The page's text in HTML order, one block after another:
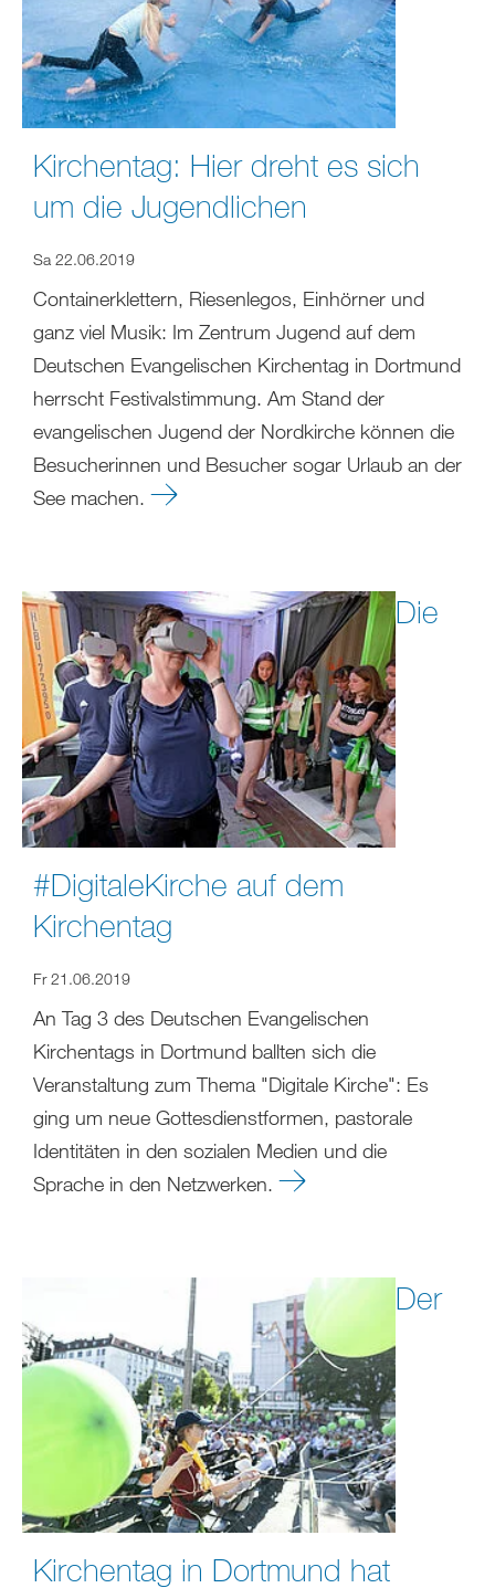
Kirchentag: Hier dreht es sich
um die Jugendlichen
Sa 22.06.2019
Containerklettern, Riesenlegos, Einhörner und
ganz viel Musik: Im Zentrum Jugend auf dem
Deutschen Evangelischen Kirchentag in Dortmund
herrscht Festivalstimmung. Am Stand der
evangelischen Jugend der Nordkirche können die
Besucherinnen und Besucher sogar Urlaub an der
See machen.
Die
#DigitaleKirche auf dem
Kirchentag
Fr 21.06.2019
An Tag 3 des Deutschen Evangelischen
Kirchentags in Dortmund ballten sich die
Veranstaltung zum Thema "Digitale Kirche": Es
ging um neue Gottesdienstformen, pastorale
Identitäten in den sozialen Medien und die
Sprache in den Netzwerken.
Der
Kirchentag in Dortmund hat